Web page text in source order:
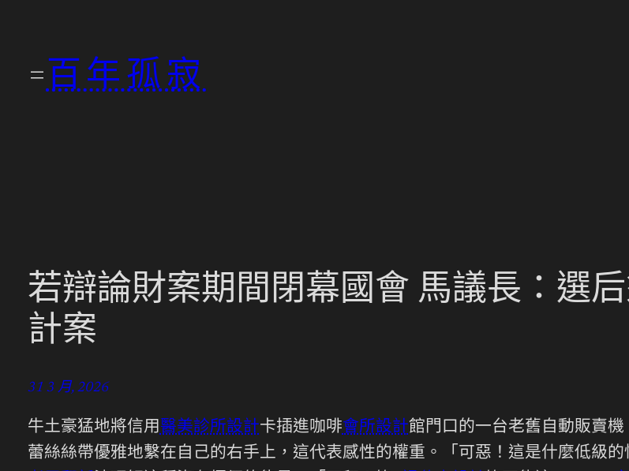
百年孤寂
若辯論財案期間閉幕國會 馬議長：選
計案
31 3 月, 2026
牛土豪猛地將信用醫美診所設計卡插進咖啡會所設計館門口的一台老舊自動販賣機
蕾絲絲帶優雅地繫在自己的右手上，這代表感性的權重。「可惡！這是什麼低級